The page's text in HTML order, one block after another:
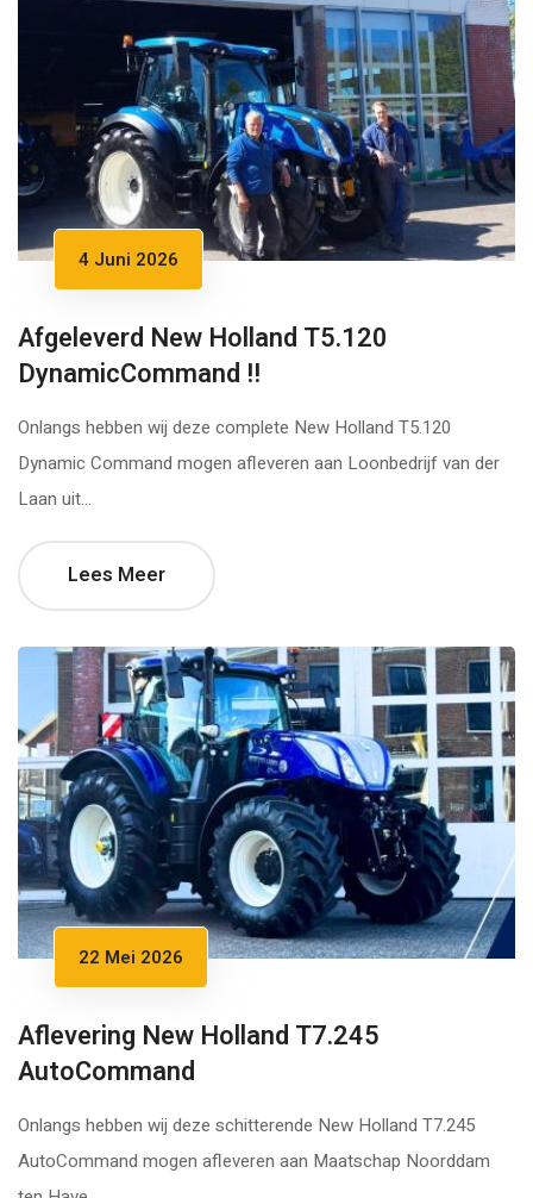
4 Juni 2026
Afgeleverd New Holland T5.120
DynamicCommand !!
Onlangs hebben wij deze complete New Holland T5.120
Dynamic Command mogen afleveren aan Loonbedrijf van der
Laan uit...
Lees Meer
22 Mei 2026
Aflevering New Holland T7.245
AutoCommand
Onlangs hebben wij deze schitterende New Holland T7.245
AutoCommand mogen afleveren aan Maatschap Noorddam